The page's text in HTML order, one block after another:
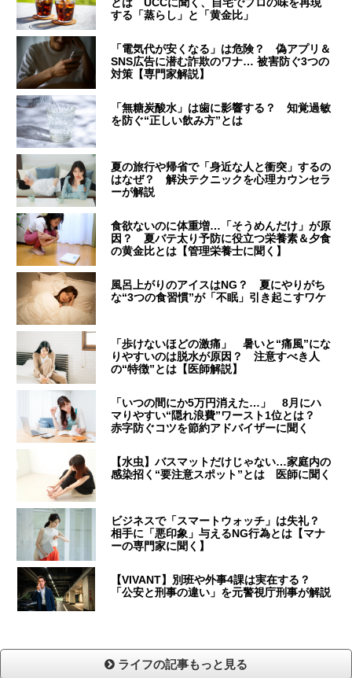
する「蒸らし」と「黄金比」
「電気代が安くなる」は危険？ 偽アプリ＆
SNS広告に潜む詐欺のワナ… 被害防ぐ3つの
対策【専門家解説】
「無糖炭酸水」は歯に影響する？ 知覚過敏
を防ぐ“正しい飲み方”とは
夏の旅行や帰省で「身近な人と衝突」するの
はなぜ？ 解決テクニックを心理カウンセラ
ーが解説
食欲ないのに体重増…「そうめんだけ」が原
因？ 夏バテ太り予防に役立つ栄養素＆夕食
の黄金比とは【管理栄養士に聞く】
風呂上がりのアイスはNG？ 夏にやりがち
な“3つの食習慣”が「不眠」引き起こすワケ
「歩けないほどの激痛」 暑いと“痛風”にな
りやすいのは脱水が原因？ 注意すべき人
の“特徴”とは【医師解説】
「いつの間にか5万円消えた…」 8月にハ
マりやすい“隠れ浪費”ワースト1位とは？
赤字防ぐコツを節約アドバイザーに聞く
【水虫】バスマットだけじゃない…家庭内の
感染招く“要注意スポット”とは 医師に聞く
ビジネスで「スマートウォッチ」は失礼？
相手に「悪印象」与えるNG行為とは【マナ
ーの専門家に聞く】
【VIVANT】別班や外事4課は実在する？
「公安と刑事の違い」を元警視庁刑事が解説
ライフの記事もっと見る